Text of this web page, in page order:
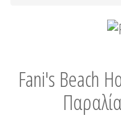
Fani's Beach